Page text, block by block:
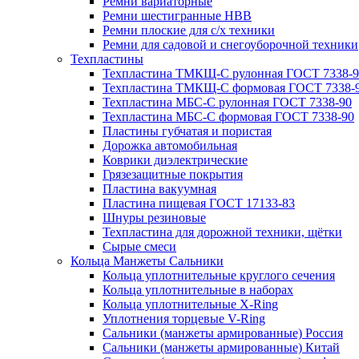
Ремни шестигранные HBB
Ремни плоские для с/х техники
Ремни для садовой и снегоуборочной техники
Техпластины
Техпластина ТМКЩ-С рулонная ГОСТ 7338-
Техпластина ТМКЩ-С формовая ГОСТ 7338-
Техпластина МБС-С рулонная ГОСТ 7338-90
Техпластина МБС-С формовая ГОСТ 7338-90
Пластины губчатая и пористая
Дорожка автомобильная
Коврики диэлектрические
Грязезащитные покрытия
Пластина вакуумная
Пластина пищевая ГОСТ 17133-83
Шнуры резиновые
Техпластина для дорожной техники, щётки
Сырые смеси
Кольца Манжеты Сальники
Кольца уплотнительные круглого сечения
Кольца уплотнительные в наборах
Кольца уплотнительные Х-Ring
Уплотнения торцевые V-Ring
Сальники (манжеты армированные) Россия
Сальники (манжеты армированные) Китай